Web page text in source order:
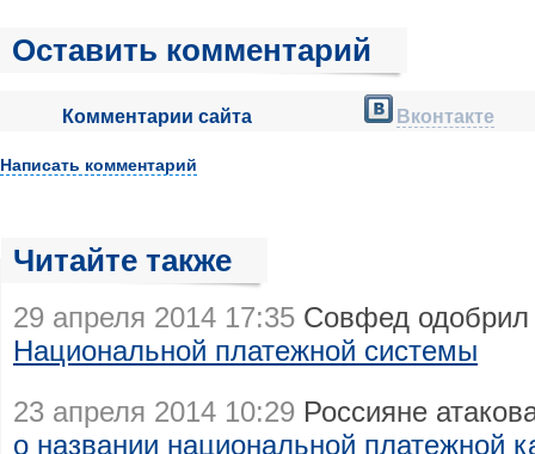
Оставить комментарий
Комментарии сайта Вконтакте
Написать комментарий
Читайте также
29 апреля 2014 17:35 Совфед одобрил
Национальной платежной системы
23 апреля 2014 10:29 Россияне
о названии национальной платежной